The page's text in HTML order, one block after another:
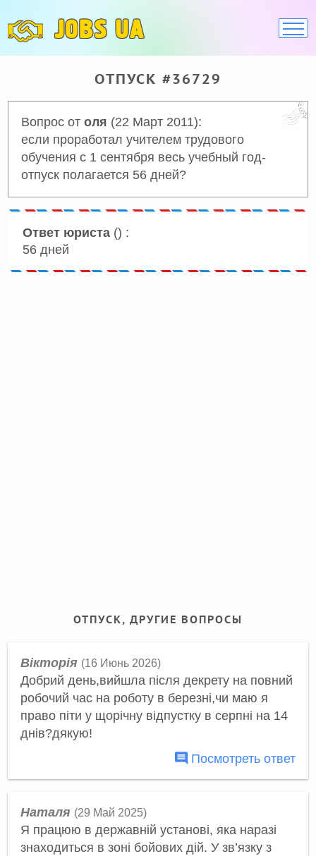
JOBS UA
ОТПУСК #36729
Вопрос от оля (22 Март 2011):
если проработал учителем трудового
обучения с 1 сентября весь учебный год-
отпуск полагается 56 дней?
Ответ юриста() :
56 дней
ОТПУСК, ДРУГИЕ ВОПРОСЫ
Вікторія (16 Июнь 2026)
Добрий день,вийшла після декрету на повний
робочий час на роботу в березні,чи маю я
право піти у щорічну відпустку в серпні на 14
днів?дякую!
Посмотреть ответ
Наталя (29 Май 2025)
Я працюю в державній установі, яка наразі
знаходиться в зоні бойових дій. У зв’язку з